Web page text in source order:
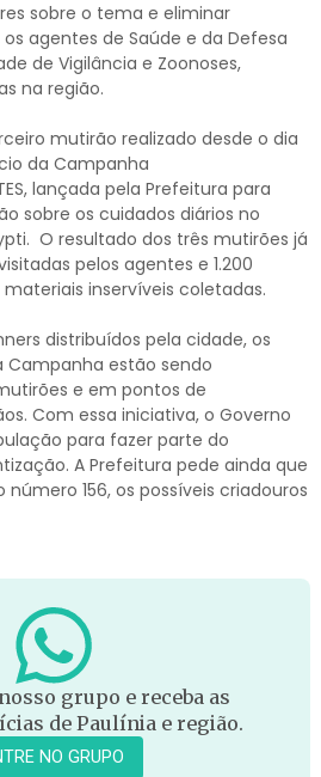
sobre o tema e eliminar
agentes de Saúde e da Defesa
de Vigilância e Zoonoses,
na região.
mutirão realizado desde o dia
da Campanha
lançada pela Prefeitura para
sobre os cuidados diários no
O resultado dos três mutirões já
pelos agentes e 1.200
inservíveis coletadas.
distribuídos pela cidade, os
estão sendo
e em pontos de
Com essa iniciativa, o Governo
para fazer parte do
A Prefeitura pede ainda que
156, os possíveis criadouros
grupo e receba as
de Paulínia e região.
NO GRUPO